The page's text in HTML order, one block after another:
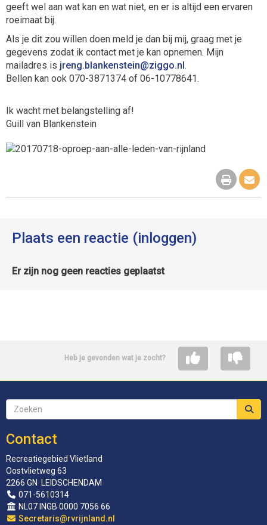
geeft wel aan wat kan en wat niet, en er is altijd een ervaren
roeimaat bij.
Als je dit zou willen doen meld je dan bij mij, graag met je
gegevens zodat ik contact met je kan opnemen. Mijn
mailadres is nietsneknalb.gnerj@ziggo.nl.
Bellen kan ook 070-3871374 of 06-10778641.
Ik wacht met belangstelling af!
Guill van Blankenstein
Plaats een reactie (inloggen)
Er zijn nog geen reacties geplaatst
Heb je gevonden wat je zocht?
Contact
Recreatiegebied Vlietland
Oostvlietweg 63
2266 GN LEIDSCHENDAM
071-5610314
NL07 INGB 0000 7056 66
siraterceS@rvrijnland.nl